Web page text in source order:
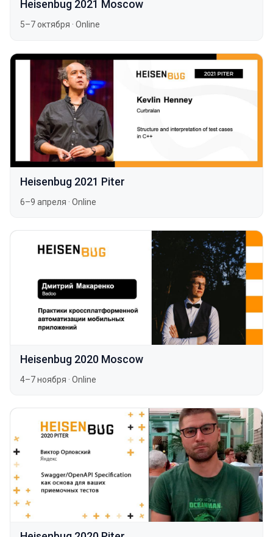
Heisenbug 2021 Moscow
5–7 октября · Online
Heisenbug 2021 Piter
6–9 апреля · Online
Heisenbug 2020 Moscow
4–7 ноября · Online